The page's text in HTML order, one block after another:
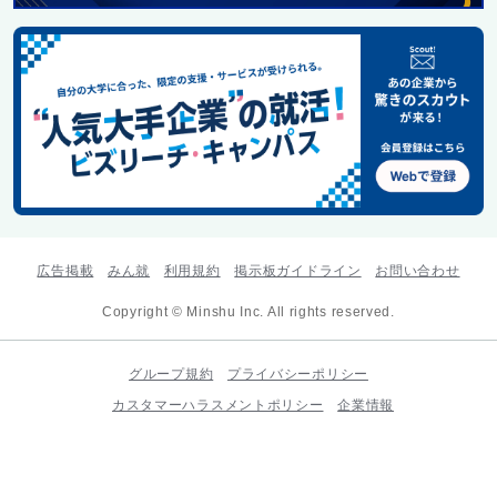
広告掲載 みん就 利用規約 掲示板ガイドライン お問い合わせ
Copyright © Minshu Inc. All rights reserved.
グループ規約
プライバシーポリシー
カスタマーハラスメントポリシー
企業情報